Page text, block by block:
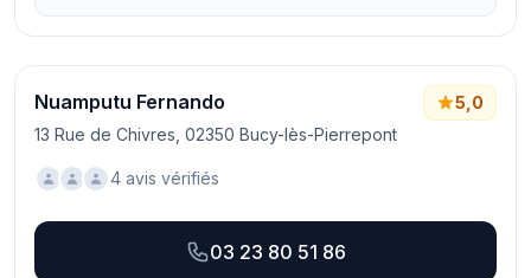
Nuamputu Fernando
13 Rue de Chivres, 02350 Bucy-lès-Pierrepont
5,0
4 avis vérifiés
03 23 80 51 86